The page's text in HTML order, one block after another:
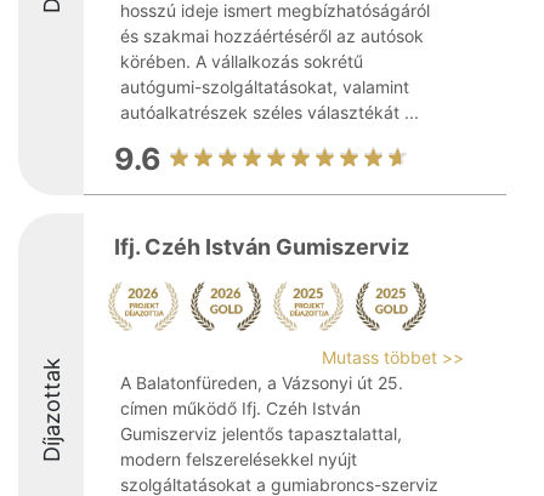
hosszú ideje ismert megbízhatóságáról
és szakmai hozzáértéséről az autósok
körében. A vállalkozás sokrétű
autógumi-szolgáltatásokat, valamint
autóalkatrészek széles választékát ...
9.6
Díjazottak
Ifj. Czéh István Gumiszerviz
Mutass többet >>
A Balatonfüreden, a Vázsonyi út 25.
címen működő Ifj. Czéh István
Gumiszerviz jelentős tapasztalattal,
modern felszerelésekkel nyújt
szolgáltatásokat a gumiabroncs-szerviz